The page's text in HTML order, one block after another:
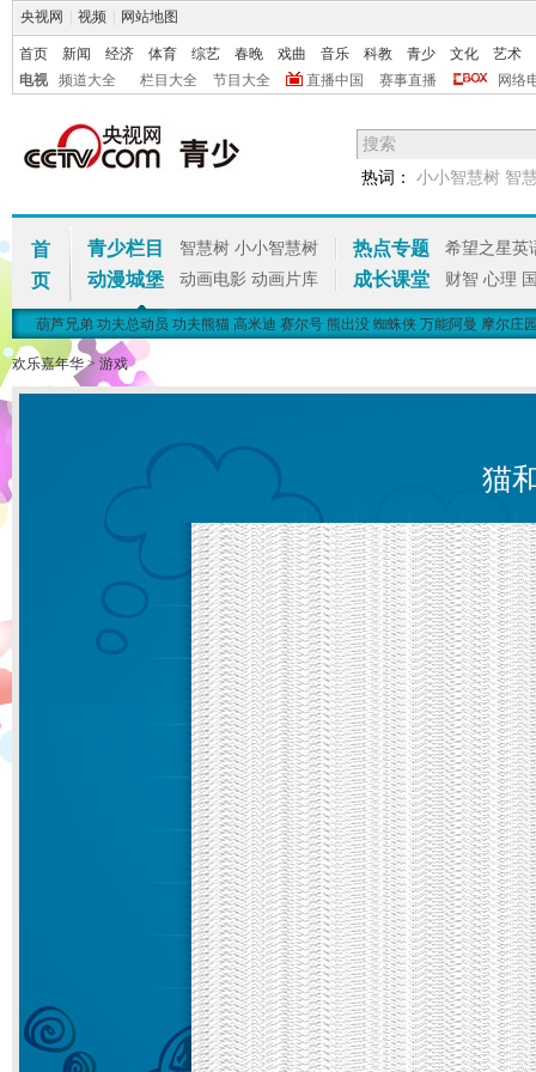
央视网 视频 网站地图
首页 新闻 经济 体育 综艺 春晚 戏曲 音乐 科教 青少 文化
艺术
电视
频道大全 栏目大全 节目大全 直播中国 赛事直播 网络
热词： 小小智慧树 智
首
页
青少栏目 智慧树 小小智慧树
动漫城堡 动画电影 动画片库
热点专题 希望之星英
成长课堂 财智 心理
葫芦兄弟 功夫总动员 功夫熊猫 高米迪 赛尔号 熊出没 蜘蛛侠 万能阿曼 摩尔庄
欢乐嘉年华> 游戏
猫